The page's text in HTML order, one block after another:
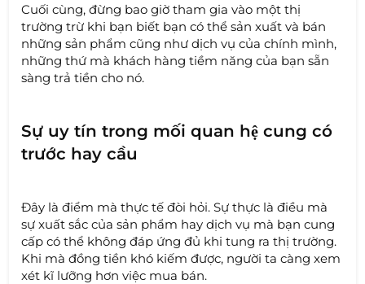
Cuối cùng, đừng bao giờ tham gia vào một thị
trường trừ khi bạn biết bạn có thể sản xuất và bán
những sản phẩm cũng như dịch vụ của chính mình,
những thứ mà khách hàng tiềm năng của bạn sẵn
sàng trả tiền cho nó.
Sự uy tín trong mối quan hệ cung có
trước hay cầu
Đây là điểm mà thực tế đòi hỏi. Sự thực là điều mà
sự xuất sắc của sản phẩm hay dịch vụ mà bạn cung
cấp có thể không đáp ứng đủ khi tung ra thị trường.
Khi mà đồng tiền khó kiếm được, người ta càng xem
xét kĩ lưỡng hơn việc mua bán.